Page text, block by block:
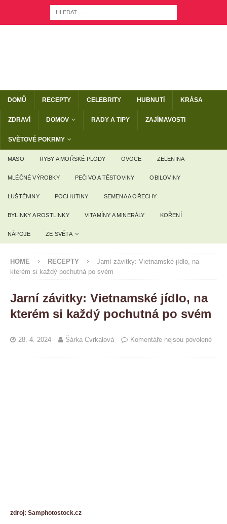
DOMŮ RECEPTY CELEBRITY HUBNUTÍ KRÁSA
ZDRAVÍ DOMOV RADY A TIPY ZAJÍMAVOSTI
SVĚTOVÉ POKRMY
MASO RYBY A MOŘSKÉ PLODY OVOCE ZELENINA
MLÉČNÉ VÝROBKY PEČIVO A TĚSTOVINY OBILOVINY
LUŠTĚNINY POCHUTINY SEMENA A OŘECHY
BYLINKY A ROSTLINKY VITAMÍNY A MINERÁLY KOŘENÍ
NÁPOJE ZE SVĚTA
HOME RECEPTY
Jarní závitky: Vietnamské jídlo, na
kterém si každý pochutná po svém
Jarní závitky: Vietnamské jídlo, na
kterém si každý pochutná po svém
28. 4. 2024 Šárka Cvrkalová Komentáře nejsou povolené
zdroj: Samphotostock.cz